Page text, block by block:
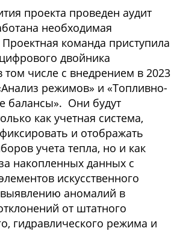
проекта проведен аудит
необходимая
команда приступила
двойника
том числе с внедрением в 2023
режимов» и «Топливно-
балансы». Они будут
как учетная система,
и отображать
учета тепла, но и как
накопленных данных с
искусственного
выявлению аномалий в
от штатного
гидравлического режима и